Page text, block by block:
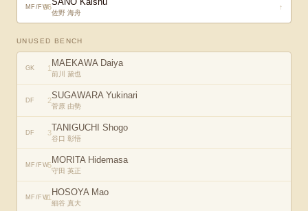
MF/FW
26
佐野 海舟
↑
UNUSED BENCH
GK 1 MAEKAWA Daiya
前川 黛也
DF 2SUGAWARA Yukinari
菅原 由勢
DF 3TANIGUCHI Shogo
谷口 彰悟
MF/FW5MORITA Hidemasa
守田 英正
MF/FW
11 HOSOYA Mao
細谷 真大